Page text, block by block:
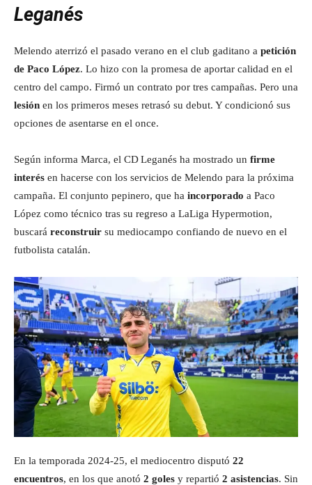
Leganés
Melendo aterrizó el pasado verano en el club gaditano a petición
de Paco López. Lo hizo con la promesa de aportar calidad en el
centro del campo. Firmó un contrato por tres campañas. Pero una
lesión en los primeros meses retrasó su debut. Y condicionó sus
opciones de asentarse en el once.
Según informa Marca, el CD Leganés ha mostrado un firme
interés en hacerse con los servicios de Melendo para la próxima
campaña. El conjunto pepinero, que ha incorporado a Paco
López como técnico tras su regreso a LaLiga Hypermotion,
buscará reconstruir su mediocampo confiando de nuevo en el
futbolista catalán.
En la temporada 2024‑25, el mediocentro disputó 22
encuentros, en los que anotó 2 goles y repartió 2 asistencias. Sin